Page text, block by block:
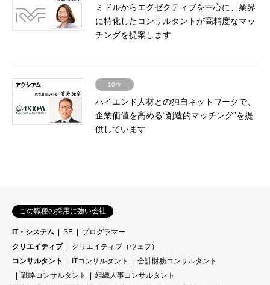
ミドルからエグゼクティブを中心に、業界
に特化したコンサルタントが高精度なマッ
チングを提案します
10位
ハイエンド人材との独自ネットワークで、
企業価値を高める“創造的マッチング”を提
供しています
この職種の採用に強い会社
IT・システム SE
プログラマー
クリエイティブ
クリエイティブ（ウェブ）
コンサルタント
ITコンサルタント
会計財務コンサルタント
戦略コンサルタント
組織人事コンサルタント